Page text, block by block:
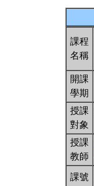
課程
名稱
開課
學期
授課
對象
授課
教師
課號